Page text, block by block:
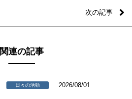
次の記事
関連の記事
日々の活動 2026/08/01